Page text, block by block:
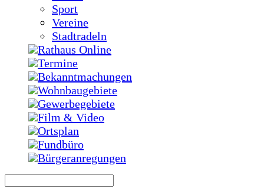
Sport
Vereine
Stadtradeln
Rathaus Online
Termine
Bekanntmachungen
Wohnbaugebiete
Gewerbegebiete
Film & Video
Ortsplan
Fundbüro
Bürgeranregungen